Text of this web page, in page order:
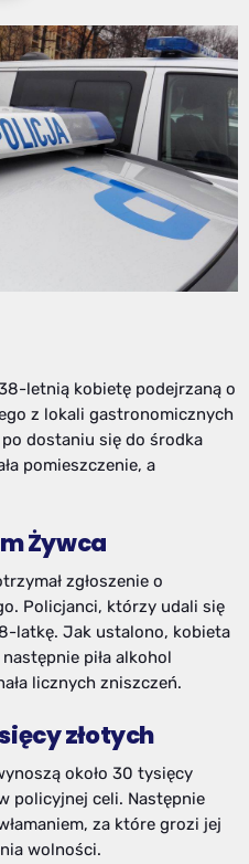
letnią kobietę podejrzaną o
z lokali gastronomicznych
dostaniu się do środka
pomieszczenie, a
Żywca
zgłoszenie o
Policjanci, którzy udali się
latkę. Jak ustalono, kobieta
piła alkohol
licznych zniszczeń.
złotych
około 30 tysięcy
policyjnej celi. Następnie
za które grozi jej
wolności.